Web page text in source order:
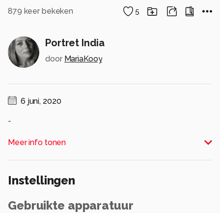
879 keer bekeken 5
Portret India
door MariaKooy
6 juni, 2020
-
Alle rechten voorbehouden
Meer info tonen
Instellingen
Gebruikte apparatuur